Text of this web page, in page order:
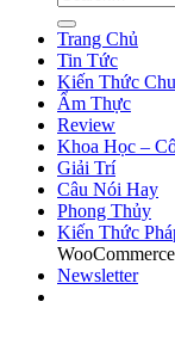
Trang Chủ
Tin Tức
Kiến Thức
Ẩm Thực
Review
Khoa Học –
Giải Trí
Câu Nói Hay
Phong Thủy
Kiến Thức
Newsletter